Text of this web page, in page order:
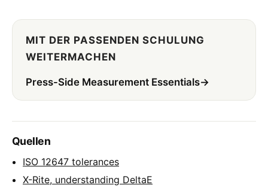
MIT DER PASSENDEN SCHULUNG
WEITERMACHEN
Press-Side Measurement Essentials→
Quellen
ISO 12647 tolerances
X-Rite, understanding DeltaE